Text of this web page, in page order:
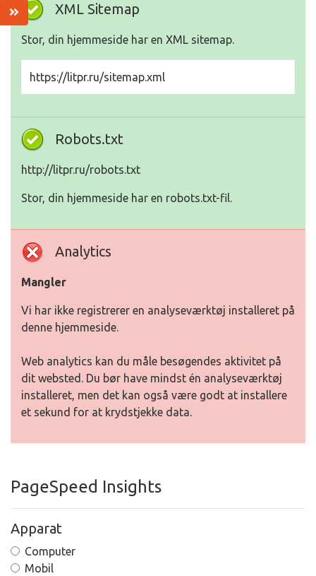
XML Sitemap
Stor, din hjemmeside har en XML sitemap.
https://litpr.ru/sitemap.xml
Robots.txt
http://litpr.ru/robots.txt
Stor, din hjemmeside har en robots.txt-fil.
Analytics
Mangler
Vi har ikke registrerer en analyseværktøj installeret på
denne hjemmeside.
Web analytics kan du måle besøgendes aktivitet på
dit websted. Du bør have mindst én analyseværktøj
installeret, men det kan også være godt at installere
et sekund for at krydstjekke data.
PageSpeed Insights
Apparat
Computer
Mobil